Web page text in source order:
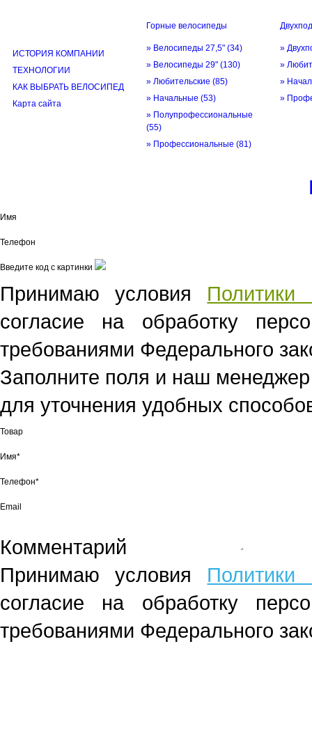
ИСТОРИЯ КОМПАНИИ
ТЕХНОЛОГИИ
КАК ВЫБРАТЬ ВЕЛОСИПЕД
Карта сайта
Горные велосипеды
» Велосипеды 27,5" (34)
» Велосипеды 29" (130)
» Любительские (85)
» Начальные (53)
» Полупрофессиональные
(55)
» Профессиональные (81)
»
»
»
»
Имя
Телефон
Введите код с картинки
Принимаю условия Политики
согласие на обработку
требованиями Федерального
Заполните поля и наш
для уточнения удобных
Товар
Имя*
Телефон*
Email
Комментарий
Принимаю условия Политики
согласие на обработку
требованиями Федерального